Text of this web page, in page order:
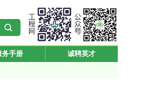
务手册 诚聘英才